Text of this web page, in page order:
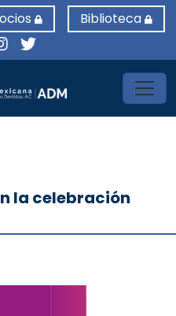
Biblioteca
la celebración